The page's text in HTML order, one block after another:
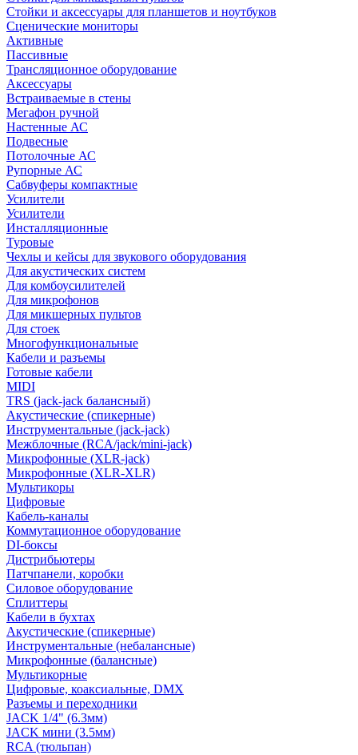
Стойки и аксессуары для планшетов и ноутбуков
Сценические мониторы
Активные
Пассивные
Трансляционное оборудование
Аксессуары
Встраиваемые в стены
Мегафон ручной
Настенные АС
Подвесные
Потолочные АС
Рупорные АС
Сабвуферы компактные
Усилители
Усилители
Инсталляционные
Туровые
Чехлы и кейсы для звукового оборудования
Для акустических систем
Для комбоусилителей
Для микрофонов
Для микшерных пультов
Для стоек
Многофункциональные
Кабели и разъемы
Готовые кабели
MIDI
TRS (jack-jack балансный)
Акустические (спикерные)
Инструментальные (jack-jack)
Межблочные (RCA/jack/mini-jack)
Микрофонные (XLR-jack)
Микрофонные (XLR-XLR)
Мультикоры
Цифровые
Кабель-каналы
Коммутационное оборудование
DI-боксы
Дистрибьютеры
Патчпанели, коробки
Силовое оборудование
Сплиттеры
Кабели в бухтах
Акустические (спикерные)
Инструментальные (небалансные)
Микрофонные (балансные)
Мультикорные
Цифровые, коаксиальные, DMX
Разъемы и переходники
JACK 1/4" (6.3мм)
JACK мини (3.5мм)
RCA (тюльпан)